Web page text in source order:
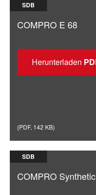
SDB
COMPRO E 68
Herunterladen
(PDF, 142 KB)
SDB
COMPRO Synthetic